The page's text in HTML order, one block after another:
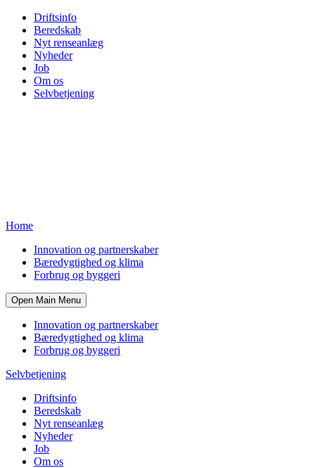
Driftsinfo
Beredskab
Nyt renseanlæg
Nyheder
Job
Om os
Selvbetjening
Home
Innovation og partnerskaber
Bæredygtighed og klima
Forbrug og byggeri
Open Main Menu
Innovation og partnerskaber
Bæredygtighed og klima
Forbrug og byggeri
Selvbetjening
Driftsinfo
Beredskab
Nyt renseanlæg
Nyheder
Job
Om os